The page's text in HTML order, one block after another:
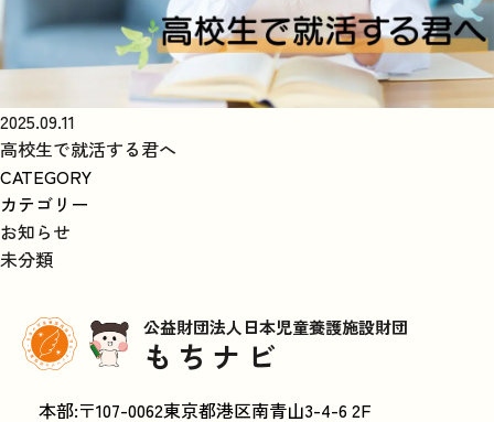
2025.09.11
高校生で就活する君へ
CATEGORY
カテゴリー
お知らせ
未分類
公益財団法人日本児童養護施設財団
もちナビ
本部:〒107-0062東京都港区南青山3-4-6 2F